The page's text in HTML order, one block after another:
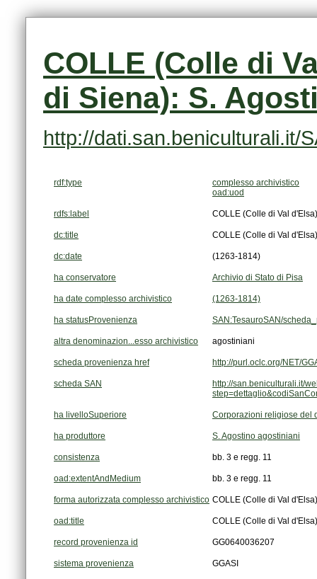
di Siena): S.
http://dati.san.beniculturali.it/
rdf:type
complesso archivistico
oad:uod
rdfs:label COLLE (Colle di Val
dc:title COLLE (Colle di Val
dc:date (1263-1814)
ha conservatore Archivio di Stato di Pisa
ha date complesso archivistico (1263-1814)
ha statusProvenienza SAN:TesauroSAN/
altra denominazion...esso archivistico agostiniani
scheda provenienza href http://purl.oclc.org/NET/
scheda SAN
ha livelloSuperiore Corporazioni religiose del
ha produttore S. Agostino agostiniani
consistenza bb. 3 e regg. 11
oad:extentAndMedium bb. 3 e regg. 11
forma autorizzata complesso archivistico COLLE (Colle di Val
oad:title COLLE (Colle di Val
record provenienza id GG0640036207
sistema provenienza GGASI